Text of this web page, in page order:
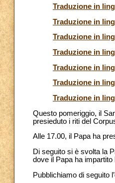
Traduzione in
Traduzione in
Traduzione in
Traduzione in
Traduzione in
Traduzione in
Traduzione in
Questo pomeriggio, il
presieduto i riti del
Alle 17.00, il Papa ha
Di seguito si è svolta la
dove il Papa ha
Pubblichiamo di seguito